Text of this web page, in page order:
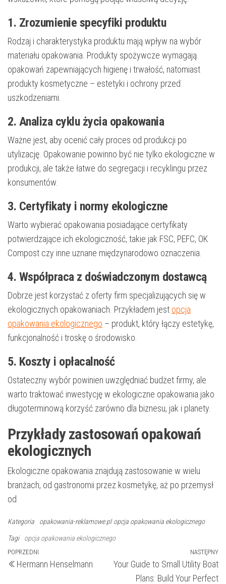
1. Zrozumienie specyfiki produktu
Rodzaj i charakterystyka produktu mają wpływ na wybór
materiału opakowania. Produkty spożywcze wymagają
opakowań zapewniających higienę i trwałość, natomiast
produkty kosmetyczne – estetyki i ochrony przed
uszkodzeniami.
2. Analiza cyklu życia opakowania
Ważne jest, aby ocenić cały proces od produkcji po
utylizację. Opakowanie powinno być nie tylko ekologiczne w
produkcji, ale także łatwe do segregacji i recyklingu przez
konsumentów.
3. Certyfikaty i normy ekologiczne
Warto wybierać opakowania posiadające certyfikaty
potwierdzające ich ekologiczność, takie jak FSC, PEFC, OK
Compost czy inne uznane międzynarodowo oznaczenia.
4. Współpraca z doświadczonym dostawcą
Dobrze jest korzystać z oferty firm specjalizujących się w
ekologicznych opakowaniach. Przykładem jest opcja
opakowania ekologicznego – produkt, który łączy estetykę,
funkcjonalność i troskę o środowisko.
5. Koszty i opłacalność
Ostateczny wybór powinien uwzględniać budżet firmy, ale
warto traktować inwestycję w ekologiczne opakowania jako
długoterminową korzyść zarówno dla biznesu, jak i planety.
Przykłady zastosowań opakowań
ekologicznych
Ekologiczne opakowania znajdują zastosowanie w wielu
branżach, od gastronomii przez kosmetykę, aż po przemysł
od
Kategoria opakowania-reklamowe.pl opcja opakowania ekologicznego
Tagi opcja opakowania ekologicznego
Nawigacja
wpisu
Poprzedni
wpis
POPRZEDNI
Hermann Henselmann
NASTĘPNY
Your Guide to Small Utility Boat
Plans: Build Your Perfect